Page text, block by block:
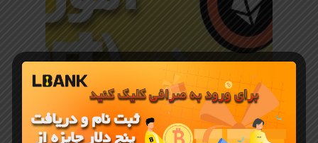
آموزش صرافی LBANK
آموزش